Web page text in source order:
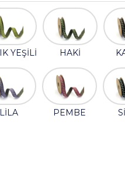
YEŞİLİ HAKİ
LİLA PEMBE